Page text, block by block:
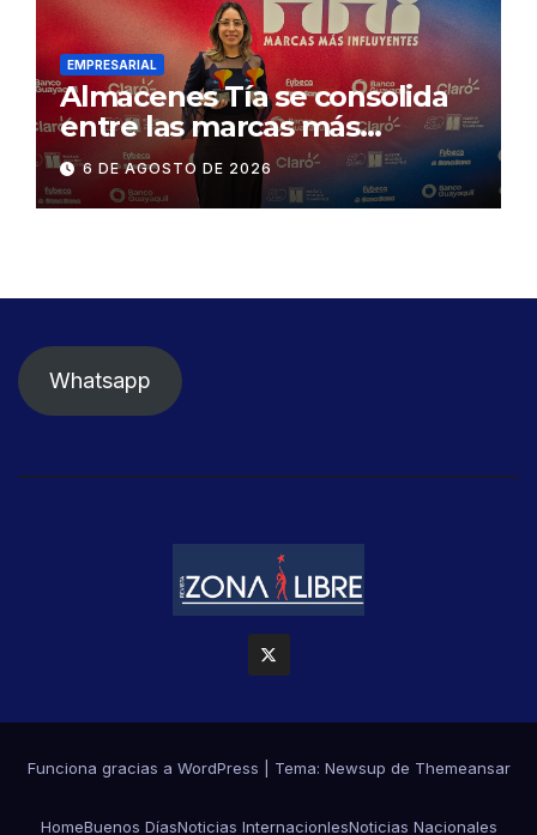
Daule
EMPRESARIAL
Almacenes Tía se consolida
entre las marcas más
influyentes del Ecuador
6 DE AGOSTO DE 2026
Whatsapp
Funciona gracias a WordPress Tema: Newsup de Themeansar
HomeBuenos DíasNoticias InternacionlesNoticias Nacionales